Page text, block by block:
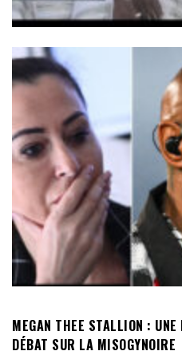
MEGAN THEE STALLION :
DÉBAT SUR LA MISOGYNOIRE